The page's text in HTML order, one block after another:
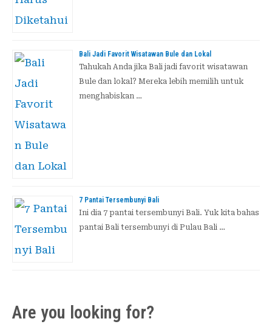
Bali Jadi Favorit Wisatawan Bule dan Lokal
Tahukah Anda jika Bali jadi favorit wisatawan
Bule dan lokal? Mereka lebih memilih untuk
menghabiskan …
7 Pantai Tersembunyi Bali
Ini dia 7 pantai tersembunyi Bali. Yuk kita bahas
pantai Bali tersembunyi di Pulau Bali …
Are you looking for?